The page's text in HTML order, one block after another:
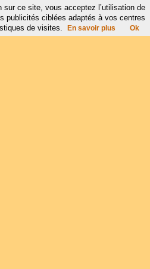
sur ce site, vous acceptez l’utilisation de
publicités ciblées adaptés à vos centres
de visites.
En savoir plus Ok